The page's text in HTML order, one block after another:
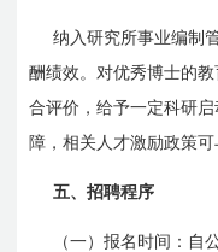
纳入研究所事业编制
酬绩效。对优秀博士的
合评价，给予一定科研
障，相关人才激励政策可
五、招聘程序
（一）报名时间：自